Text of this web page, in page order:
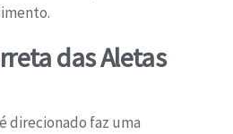
das Aletas
direcionado faz uma